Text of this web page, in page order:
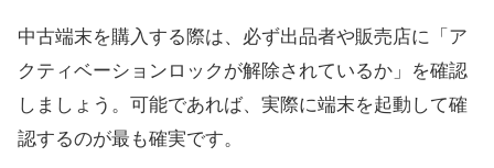
中古端末を購入する際は、必ず出品者や販売店に「ア
クティベーションロックが解除されているか」を確認
しましょう。可能であれば、実際に端末を起動して確
認するのが最も確実です。